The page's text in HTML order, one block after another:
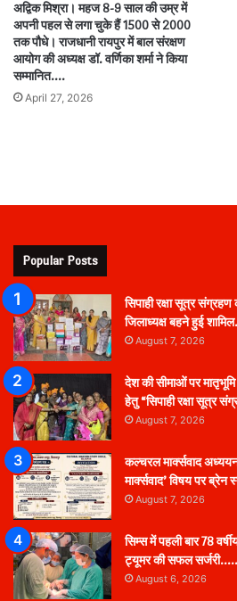
अद्विक मिश्रा। महज 8-9 साल की उम्र में
अपनी पहल से लगा चुके हैं 1500 से 2000
तक पौधे। राजधानी रायपुर में बाल संरक्षण
आयोग की अध्यक्ष डॉ. वर्णिका शर्मा ने किया
सम्मानित….
April 27, 2026
Popular Posts
सिपाही रक्षा सूत्र
जिलाध्यक्ष बहने हुई
August 7, 2026
देश की सीमाओं पर मातृभूमि
हेतु “सिपाही रक्षा सूत्र
August 7, 2026
कल्चरल मार्क्सवाद
मार्क्सवाद’ विषय पर
August 7, 2026
सिम्स में पहली बार 78
ट्यूमर की सफल सर्जरी…..
August 6, 2026